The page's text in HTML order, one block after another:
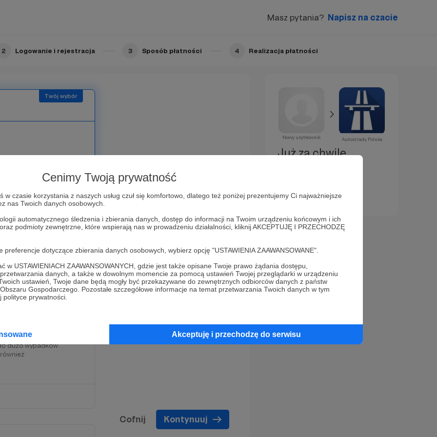
Cenimy Twoją prywatność
w czasie korzystania z naszych usług czuł się komfortowo, dlatego też poniżej prezentujemy Ci najważniejsze
nas Twoich danych osobowych.
automatycznego śledzenia i zbierania danych, dostęp do informacji na Twoim urządzeniu końcowym i ich
podmioty zewnętrzne, które wspierają nas w prowadzeniu działalności, kliknij AKCEPTUJĘ I PRZECHODZĘ
dotyczące zbierania danych osobowych, wybierz opcję "USTAWIENIA ZAAWANSOWANE".
w USTAWIENIACH ZAAWANSOWANYCH, gdzie jest także opisane Twoje prawo żądania dostępu,
danych, a także w dowolnym momencie za pomocą ustawień Twojej przeglądarki w urządzeniu
ustawień, Twoje dane będą mogły być przekazywane do zewnętrznych odbiorców danych z państw
Gospodarczego. Pozostałe szczegółowe informacje na temat przetwarzania Twoich danych w tym
prywatności.
Akceptuję i przechodzę do serwisu
Masz pytania? Napisz na czacie
2 Logowanie i rejestracja 3 Sposób płatności 4 Realizacja płatności
Super. Bardzo Ci za to
daleko. Wiadomo co
Drogą Krajową zapewne
na końcu każdego
jechałeś też drogą
km. Niektórzy je chwalą a
dużo wypadków.
Cofnij Kontynuuj
Nowy użytkownik Autostrady Polska
Już za chwilę